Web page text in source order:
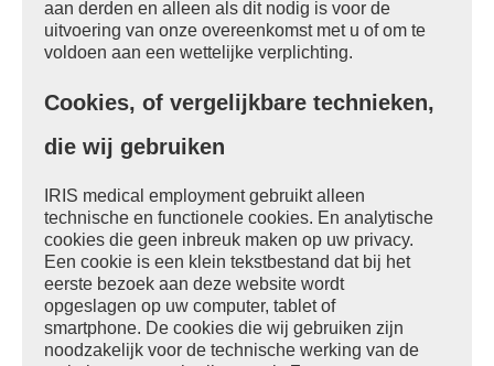
aan derden en alleen als dit nodig is voor de
uitvoering van onze overeenkomst met u of om te
voldoen aan een wettelijke verplichting.
Cookies, of vergelijkbare technieken,
die wij gebruiken
IRIS medical employment gebruikt alleen
technische en functionele cookies. En analytische
cookies die geen inbreuk maken op uw privacy.
Een cookie is een klein tekstbestand dat bij het
eerste bezoek aan deze website wordt
opgeslagen op uw computer, tablet of
smartphone. De cookies die wij gebruiken zijn
noodzakelijk voor de technische werking van de